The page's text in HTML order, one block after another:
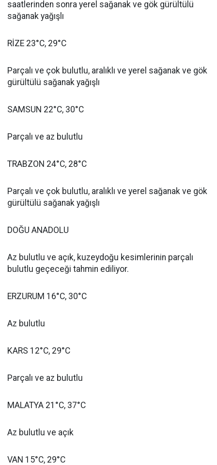
saatlerinden sonra yerel sağanak ve gök gürültülü
sağanak yağışlı
RİZE 23°C, 29°C
Parçalı ve çok bulutlu, aralıklı ve yerel sağanak ve gök
gürültülü sağanak yağışlı
SAMSUN 22°C, 30°C
Parçalı ve az bulutlu
TRABZON 24°C, 28°C
Parçalı ve çok bulutlu, aralıklı ve yerel sağanak ve gök
gürültülü sağanak yağışlı
DOĞU ANADOLU
Az bulutlu ve açık, kuzeydoğu kesimlerinin parçalı
bulutlu geçeceği tahmin ediliyor.
ERZURUM 16°C, 30°C
Az bulutlu
KARS 12°C, 29°C
Parçalı ve az bulutlu
MALATYA 21°C, 37°C
Az bulutlu ve açık
VAN 15°C, 29°C